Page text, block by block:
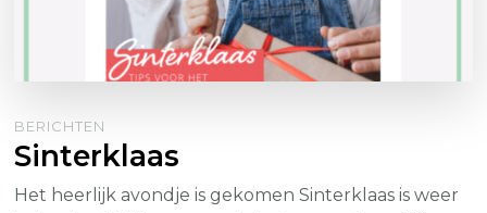
BERICHTEN
Sinterklaas
Het heerlijk avondje is gekomen Sinterklaas is weer